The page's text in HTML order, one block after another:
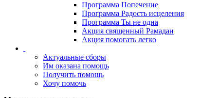
Программа Попечение
Программа Радость исцеления
Программа Ты не одна
Акция священный Рамадан
Акция помогать легко
Актуальные сборы
Им оказана помощь
Получить помощь
Хочу помочь